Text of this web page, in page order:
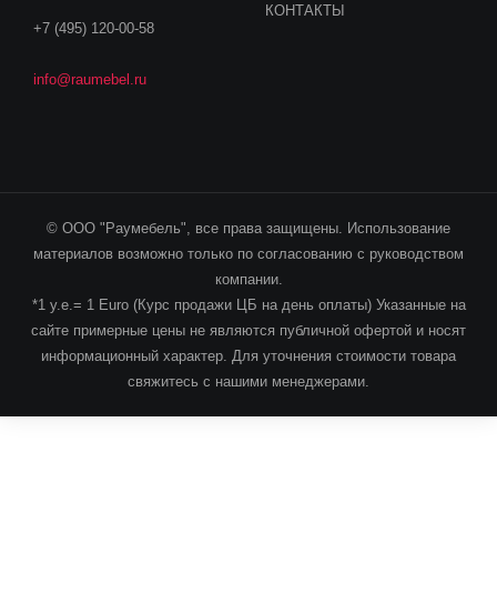
+7 (495) 120-00-58
info@raumebel.ru
КОНТАКТЫ
© ООО "Раумебель", все права защищены. Использование
материалов возможно только по согласованию с руководством
компании.
*1 у.е.= 1 Euro (Курс продажи ЦБ на день оплаты) Указанные на
сайте примерные цены не являются публичной офертой и носят
информационный характер. Для уточнения стоимости товара
свяжитесь с нашими менеджерами.